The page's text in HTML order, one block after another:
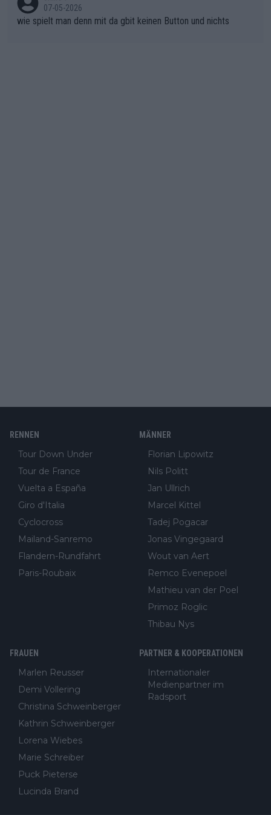
07-05-2026
wie spielt man denn mit da gbit keinen Button und nichts
RENNEN
Tour Down Under
Tour de France
Vuelta a España
Giro d'Italia
Cyclocross
Mailand-Sanremo
Flandern-Rundfahrt
Paris-Roubaix
MÄNNER
Florian Lipowitz
Nils Politt
Jan Ullrich
Marcel Kittel
Tadej Pogacar
Jonas Vingegaard
Wout van Aert
Remco Evenepoel
Mathieu van der Poel
Primoz Roglic
Thibau Nys
FRAUEN
Marlen Reusser
Demi Vollering
Christina Schweinberger
Kathrin Schweinberger
Lorena Wiebes
Marie Schreiber
Puck Pieterse
Lucinda Brand
PARTNER & KOOPERATIONEN
Internationaler
Medienpartner im
Radsport